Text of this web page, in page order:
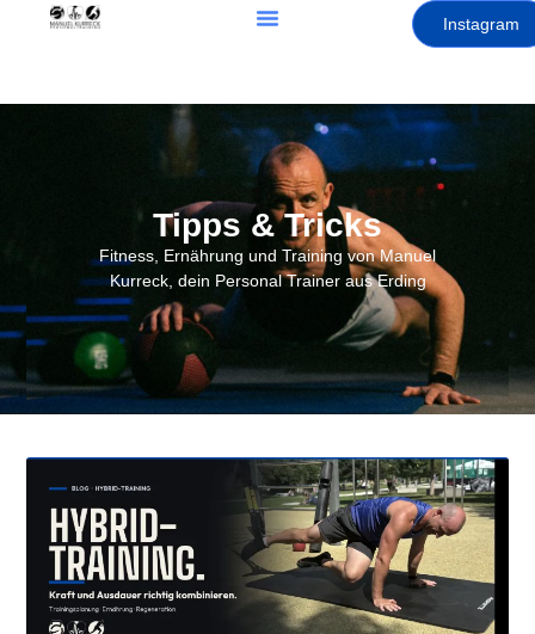
Instagram
Tipps & Tricks
Fitness, Ernährung und Training von Manuel
Kurreck, dein Personal Trainer aus Erding